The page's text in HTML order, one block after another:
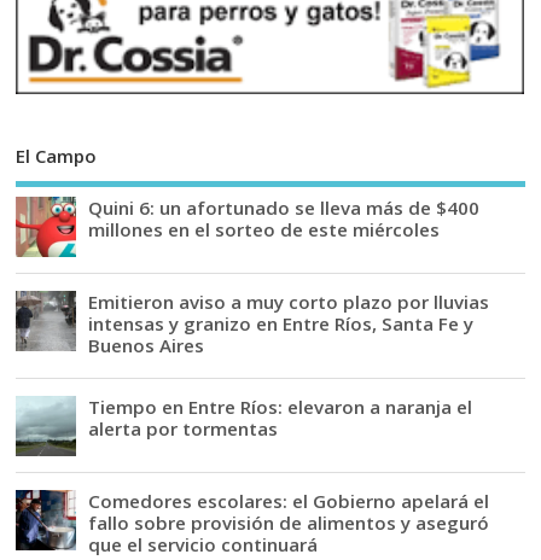
El Campo
Quini 6: un afortunado se lleva más de $400
millones en el sorteo de este miércoles
Emitieron aviso a muy corto plazo por lluvias
intensas y granizo en Entre Ríos, Santa Fe y
Buenos Aires
Tiempo en Entre Ríos: elevaron a naranja el
alerta por tormentas
Comedores escolares: el Gobierno apelará el
fallo sobre provisión de alimentos y aseguró
que el servicio continuará